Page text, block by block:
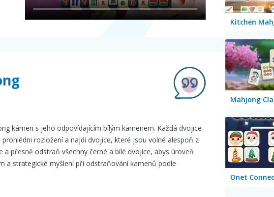
kámen s jeho odpovídajícím bílým kamenem. Každá dvojice
rozložení a najdi dvojice, které jsou volné alespoň z
přesně odstraň všechny černé a bílé dvojice, abys úroveň
a strategické myšlení při odstraňování kamenů podle